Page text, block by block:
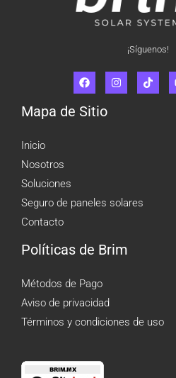
¡Síguenos!
Mapa de Sitio
Inicio
Nosotros
Soluciones
Seguro de paneles solares
Contacto
Políticas de Brim
Métodos de Pago
Aviso de privacidad
Términos y condiciones de uso